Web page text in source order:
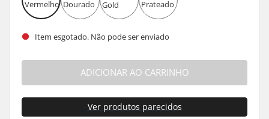
Item esgotado. Não pode ser enviado
ADICIONAR AO CARRINHO
Ver produtos parecidos